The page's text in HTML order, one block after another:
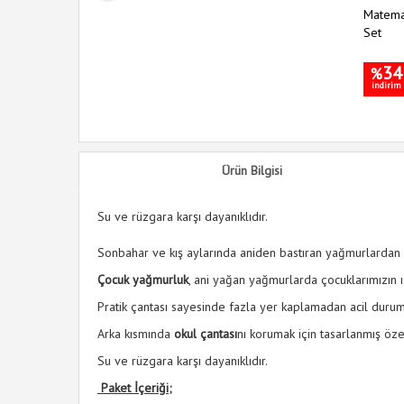
Set
%34
indirim
Ürün Bilgisi
Su ve rüzgara karşı dayanıklıdır.
Sonbahar ve kış aylarında aniden bastıran
Çocuk yağmurluk, ani yağan yağmurlarda
Pratik çantası sayesinde fazla yer kaplamadan acil
Arka kısmında okul çantasını korumak için tasarlanmış
Su ve rüzgara karşı dayanıklıdır.
Paket İçeriği;